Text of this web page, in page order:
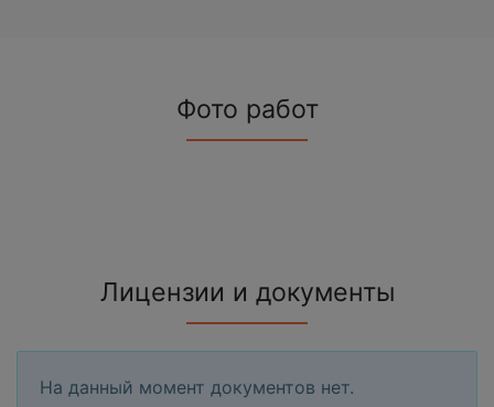
Фото работ
Лицензии и документы
На данный момент документов нет.